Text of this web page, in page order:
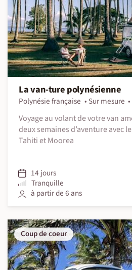
La van-ture polynésienne
Polynésie française Sur mesure
Voyage au volant de votre van
deux semaines d’aventure avec
Tahiti et Moorea
14 jours
Tranquille
à partir de 6 ans
Coup de coeur